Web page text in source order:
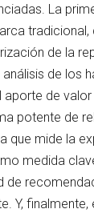
La
tradicional,
de la
de los
de valor
potente de
que mide la
medida
de
Y, finalmente,